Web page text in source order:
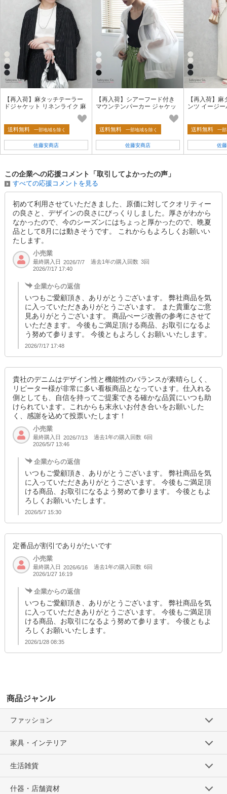
【再入荷】麻タッチテーラー
ドジャケット リネンライク 麻
風 半袖 2026春夏新作【即納】
送料無料 一部地域を除く
佐藤安商店
【再入荷】シアーフード付き
マウンテンパーカー ジャケッ
ト アウター 2026夏新作 晩夏
送料無料 一部地域を除く
佐藤安商店
【再入荷】
ンツ イージ
送料無料 一
佐
この企業への応援コメント「取引してよかったの声」
すべての応援コメントを見る
初めて利用させていただきました、原価に対してクオリティー
の良さと、デザインの良さにびっくりしました。厚さがわから
なかったので、今のシーズンにはちょっと厚かったので、晩夏
品として8月には動きそうです。 これからもよろしくお願いい
たします。
小売業
最終購入日 2026/7/7 過去1年の購入回数 3回
2026/7/17 17:40
企業からの返信
いつもご愛顧頂き、ありがとうございます。 弊社商品を気
に入っていただきありがとうございます。 また貴重なご意
見ありがとうございます。 商品ぺージ改善の参考にさせて
いただきます。 今後もご満足頂ける商品、お取引になるよ
う努めて参ります。 今後ともよろしくお願いいたします。
2026/7/17 17:48
貴社のデニムはデザイン性と機能性のバランスが素晴らしく、
リピーター様が非常に多い看板商品となっています。仕入れる
側としても、自信を持ってご提案できる確かな品質にいつも助
けられています。これからも末永いお付き合いをお願いした
く、感謝を込めて投票いたします！
小売業
最終購入日 2026/7/13 過去1年の購入回数 6回
2026/5/7 13:46
企業からの返信
いつもご愛顧頂き、ありがとうございます。 弊社商品を気
に入っていただきありがとうございます。 今後もご満足頂
ける商品、お取引になるよう努めて参ります。 今後ともよ
ろしくお願いいたします。
2026/5/7 15:30
定番品が割引でありがたいです
小売業
最終購入日 2026/6/16 過去1年の購入回数 6回
2026/1/27 16:19
企業からの返信
いつもご愛顧頂き、ありがとうございます。 弊社商品を気
に入っていただきありがとうございます。 今後もご満足頂
ける商品、お取引になるよう努めて参ります。 今後ともよ
ろしくお願いいたします。
2026/1/28 08:35
商品ジャンル
ファッション
家具・インテリア
生活雑貨
什器・店舗資材